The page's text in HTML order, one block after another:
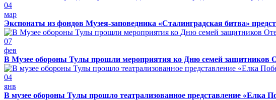
04
мар
Экспонаты из фондов Музея-заповедника «Сталинградская битва»
07
фев
В Музее обороны Тулы прошли мероприятия ко Дню семей защитников
04
янв
В музее обороны Тулы прошло театрализованное представление «Елка